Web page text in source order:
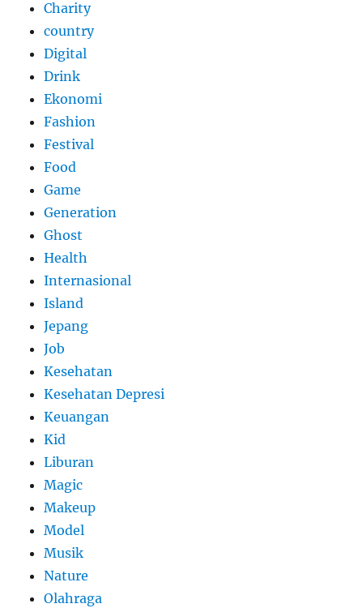
Charity
country
Digital
Drink
Ekonomi
Fashion
Festival
Food
Game
Generation
Ghost
Health
Internasional
Island
Jepang
Job
Kesehatan
Kesehatan Depresi
Keuangan
Kid
Liburan
Magic
Makeup
Model
Musik
Nature
Olahraga